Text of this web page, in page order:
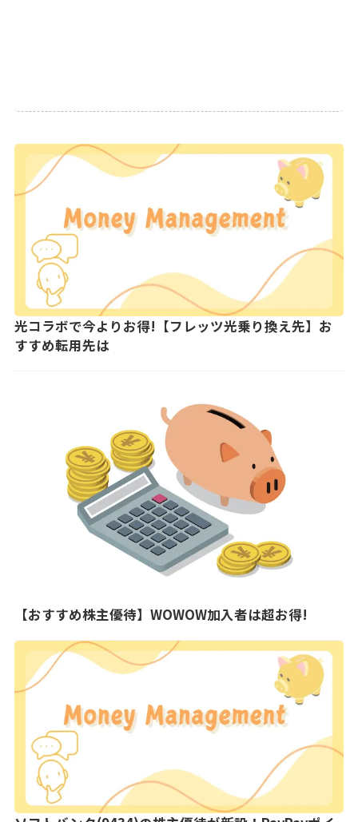
光コラボで今よりお得!【フレッツ光乗り換え先】お
すすめ転用先は
【おすすめ株主優待】WOWOW加入者は超お得!